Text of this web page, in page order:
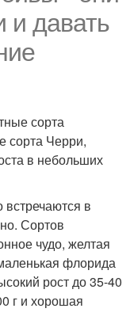
и давать
сорта
сорта Черри,
в небольших
в
Сортов
чудо, желтая
флорида
рост до 35-40
г и хорошая